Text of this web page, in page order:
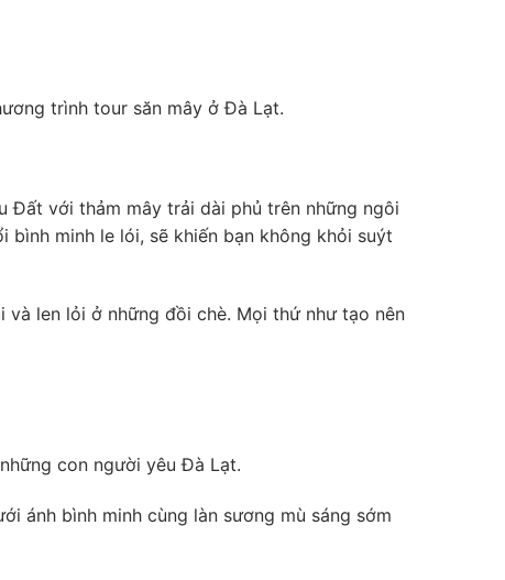
trình tour săn mây ở Đà Lạt.
Đất với thảm mây trải dài phủ trên những ngôi
minh le lói, sẽ khiến bạn không khỏi suýt
len lỏi ở những đồi chè. Mọi thứ như tạo nên
con người yêu Đà Lạt.
ánh bình minh cùng làn sương mù sáng sớm